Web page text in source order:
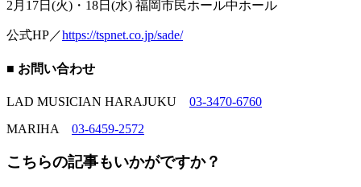
2月17日(火)・18日(水) 福岡市民ホール中ホール
公式HP／https://tspnet.co.jp/sade/
■ お問い合わせ
LAD MUSICIAN HARAJUKU 03-3470-6760
MARIHA 03-6459-2572
こちらの記事もいかがですか？